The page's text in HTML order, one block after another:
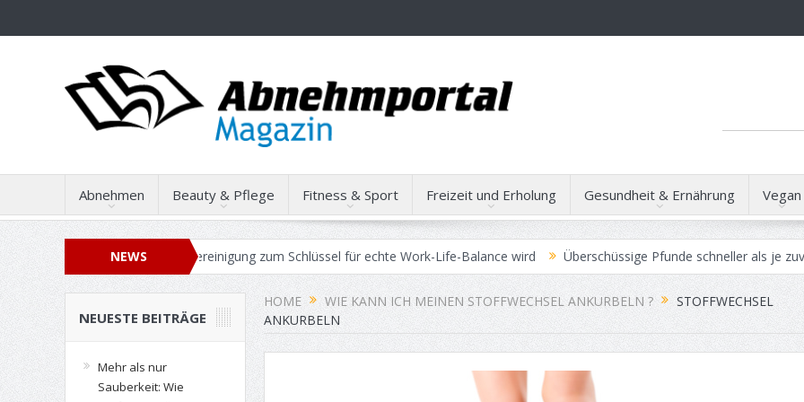
Abnehmen Beauty & Pflege Fitness & Sport Freizeit und Erholung Gesundheit & Ernährung Vegan
NEWS
professionelle Gebäudereinigung zum Schlüssel für echte Work-Life-Balance wird Überschüssige Pfunde schneller als je zuvor
Wie Sie den maximalen Verkaufspreis für Ihren Gebrauchtwagen erzielen
Operationsmethoden bei Bandscheibenvorfällen
HOME WIE KANN ICH MEINEN STOFFWECHSEL ANKURBELN ?
STOFFWECHSEL
ANKURBELN
NEUESTE BEITRÄGE
Mehr als nur
Sauberkeit: Wie